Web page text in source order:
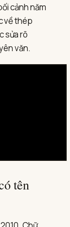
cảnh năm
về thép
sửa rõ
văn.
tên